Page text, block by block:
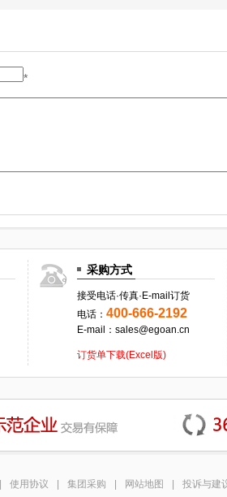
*
采购方式
接受电话·传真·E-mail订货
电话： 400-666-2192
E-mail：sales@egoan.cn
订货单下载(Excel版)
使用协议 集团采购 网站地图 投诉与建